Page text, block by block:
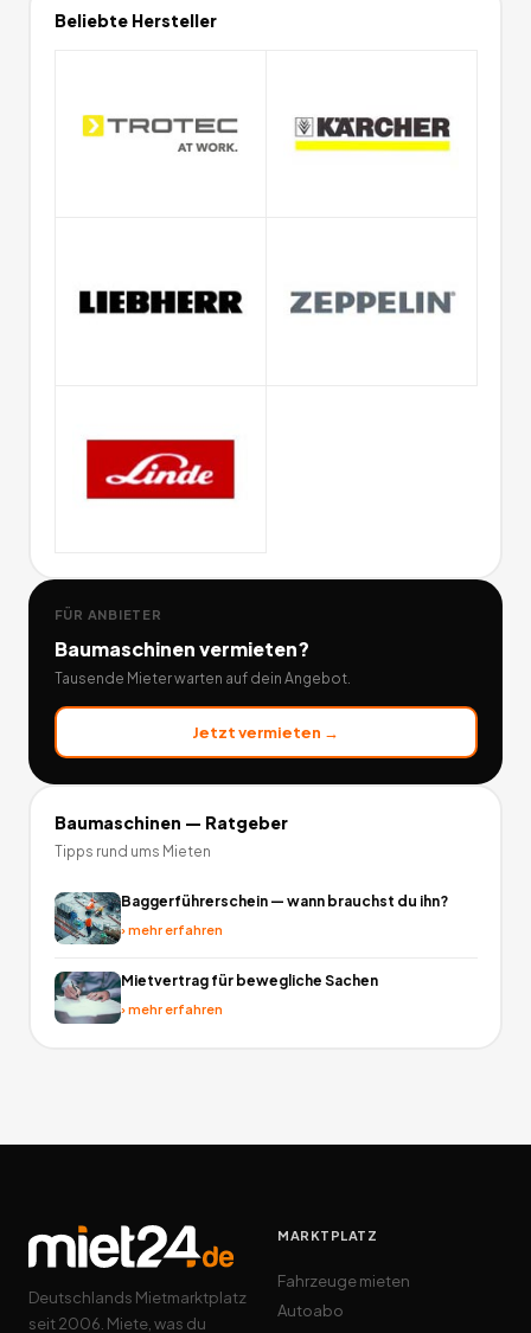
Beliebte Hersteller
FÜR ANBIETER
Baumaschinenvermieten?
Tausende Mieter warten auf dein Angebot.
Jetzt vermieten →
Baumaschinen — Ratgeber
Tipps rund ums Mieten
Baggerführerschein — wann brauchst du ihn?
›mehr erfahren
Mietvertrag für bewegliche Sachen
›mehr erfahren
Deutschlands Mietmarktplatz
seit 2006. Miete, was du
MARKTPLATZ
Fahrzeuge mieten
Autoabo